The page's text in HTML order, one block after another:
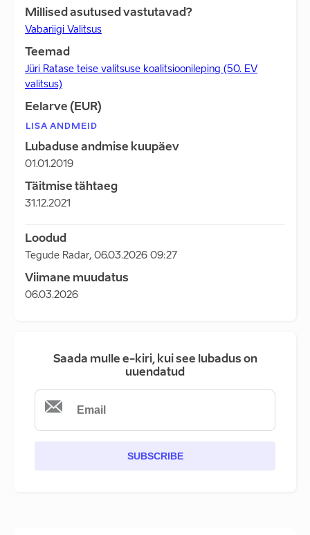
Millised asutused vastutavad?
Vabariigi Valitsus
Teemad
Jüri Ratase teise valitsuse koalitsioonileping (50. EV
valitsus)
Eelarve (EUR)
LISA ANDMEID
Lubaduse andmise kuupäev
01.01.2019
Täitmise tähtaeg
31.12.2021
Loodud
Tegude Radar, 06.03.2026 09:27
Viimane muudatus
06.03.2026
Saada mulle e-kiri, kui see lubadus on
uuendatud
SUBSCRIBE